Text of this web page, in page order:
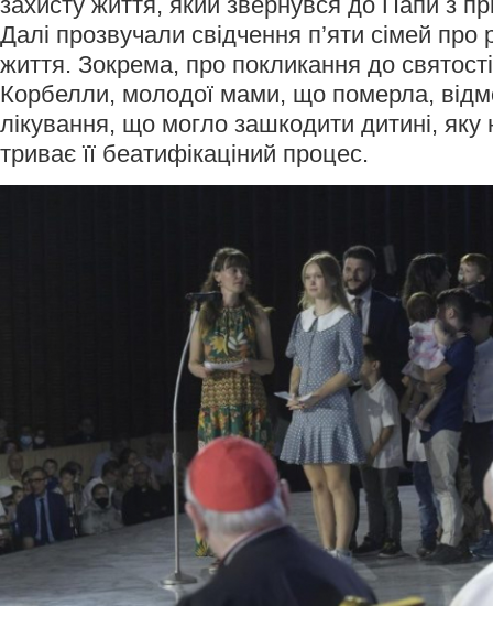
Далі прозвучали свідчення п’яти сімей про
життя. Зокрема, про покликання до
Корбелли, молодої мами, що померла,
лікування, що могло зашкодити дитині, яку
триває її беатифікаціний процес.